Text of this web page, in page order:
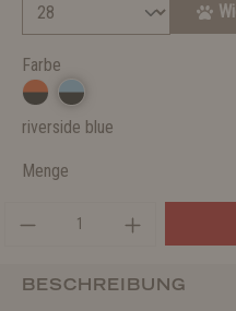
Farbe
riverside blue
Menge
BESCHREIBUNG